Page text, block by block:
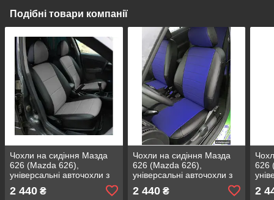
Подібні товари компанії
Чохли на сидіння Мазда
626 (Mazda 626),
універсальні авточохли з
екошкіри в Україні Чорно-
сірий
2 440 ₴
Чохли на сидіння Мазда
626 (Mazda 626),
універсальні авточохли з
екошкіри в Україні Чорно-
синій
2 440₴
626
2